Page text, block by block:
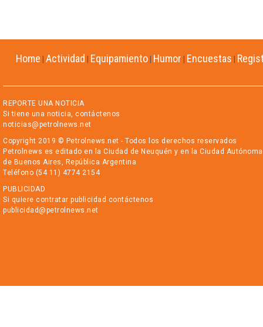
Home Actividad Equipamiento Humor Encuestas
REPORTE UNA NOTICIA
Si tiene una noticia, contáctenos
noticias@petrolnews.net
Copyright 2019 © Petrolnews.net - Todos los derechos reservados
Petrolnews es editado en la Ciudad de Neuquén y en la Ciudad Autónoma
de Buenos Aires, República Argentina
Teléfono (54 11) 4774 2154
PUBLICIDAD
Si quiere contratar publicidad contáctenos
publicidad@petrolnews.net